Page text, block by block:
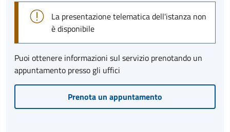
La presentazione telematica dell'istanza non
è disponibile
Puoi ottenere informazioni sul servizio prenotando un
appuntamento presso gli uffici
Prenota un appuntamento